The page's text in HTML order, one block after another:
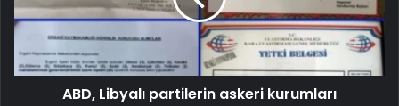
ABD, Libyalı partilerin askeri kurumları